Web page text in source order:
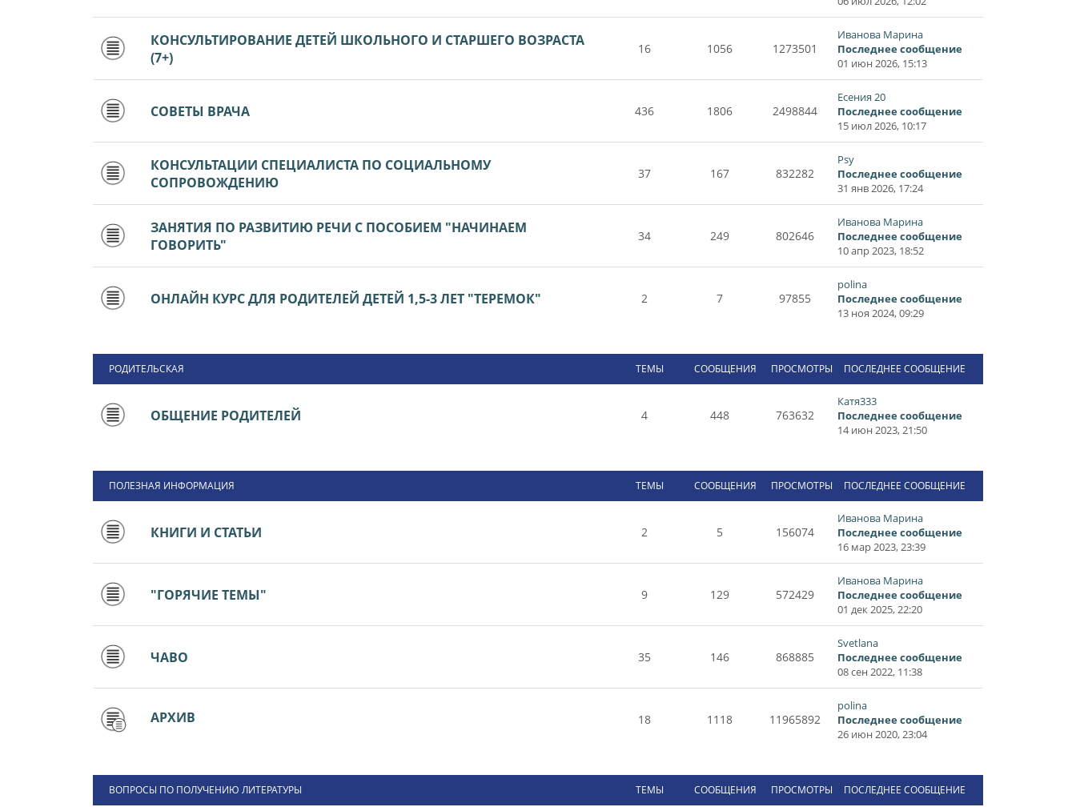
КОНСУЛЬТИРОВАНИЕ ДЕТЕЙ ШКОЛЬНОГО И СТАРШЕГО ВОЗРАСТА
(7+)
16 1056 1273501
Иванова Марина
Последнее сообщение
01 июн 2026, 15:13
СОВЕТЫ ВРАЧА 436 1806 2498844
Есения 20
Последнее сообщение
15 июл 2026, 10:17
КОНСУЛЬТАЦИИ СПЕЦИАЛИСТА ПО СОЦИАЛЬНОМУ
СОПРОВОЖДЕНИЮ
37 167 832282
Psy
Последнее сообщение
31 янв 2026, 17:24
ЗАНЯТИЯ ПО РАЗВИТИЮ РЕЧИ С ПОСОБИЕМ "НАЧИНАЕМ
ГОВОРИТЬ"
34 249 802646
Иванова Марина
Последнее сообщение
10 апр 2023, 18:52
ОНЛАЙН КУРС ДЛЯ РОДИТЕЛЕЙ ДЕТЕЙ 1,5-3 ЛЕТ "ТЕРЕМОК" 2 7 97855
polina
Последнее сообщение
13 ноя 2024, 09:29
РОДИТЕЛЬСКАЯ ТЕМЫ СООБЩЕНИЯ ПРОСМОТРЫ ПОСЛЕДНЕЕ СООБЩЕНИЕ
ОБЩЕНИЕ РОДИТЕЛЕЙ 4 448 763632
Катя333
Последнее сообщение
14 июн 2023, 21:50
ПОЛЕЗНАЯ ИНФОРМАЦИЯ ТЕМЫ СООБЩЕНИЯ ПРОСМОТРЫ ПОСЛЕДНЕЕ СООБЩЕНИЕ
КНИГИ И СТАТЬИ 2 5 156074
Иванова Марина
Последнее сообщение
16 мар 2023, 23:39
"ГОРЯЧИЕ ТЕМЫ" 9 129 572429
Иванова Марина
Последнее сообщение
01 дек 2025, 22:20
ЧАВО 35 146 868885
Svetlana
Последнее сообщение
08 сен 2022, 11:38
АРХИВ 18 1118 11965892
polina
Последнее сообщение
26 июн 2020, 23:04
ВОПРОСЫ ПО ПОЛУЧЕНИЮ ЛИТЕРАТУРЫ ТЕМЫ СООБЩЕНИЯ ПРОСМОТРЫ ПОСЛЕДНЕЕ СООБЩЕНИЕ